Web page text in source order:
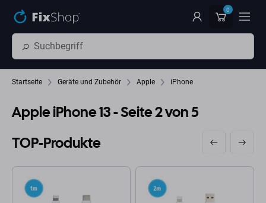
0
Startseite Geräte und Zubehör Apple iPhone
Apple iPhone 13- Seite 2 von 5
TOP-Produkte